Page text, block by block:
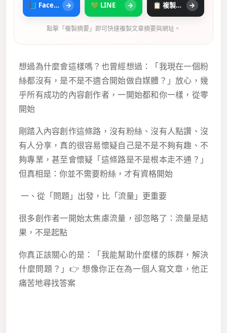
📘 Facebook → 💚 LINE → 📋 複製摘要 →
點擊「複製摘要」即可快速複製文章摘要與網址。
想過為什麼會這樣嗎？也曾經想過：「我現在一個粉
絲都沒有，是不是不適合開始做自媒體？」放心，幾
乎所有成功的內容創作者，一開始都和你一樣，從零
開始
剛踏入內容創作這條路，沒有粉絲、沒有人點讚、沒
有人分享，真的很容易懷疑自己是不是不夠有趣、不
夠專業，甚至會懷疑「這條路是不是根本走不通？」
但真相是：你並不需要粉絲，才有資格開始
一、從「問題」出發，比「流量」更重要
很多創作者一開始太焦慮流量，卻忽略了：流量是結
果，不是起點
你真正該關心的是：「我能幫助什麼樣的族群，解決
什麼問題？」👉 想像你正在為一個人寫文章，他正
痛苦地尋找答案